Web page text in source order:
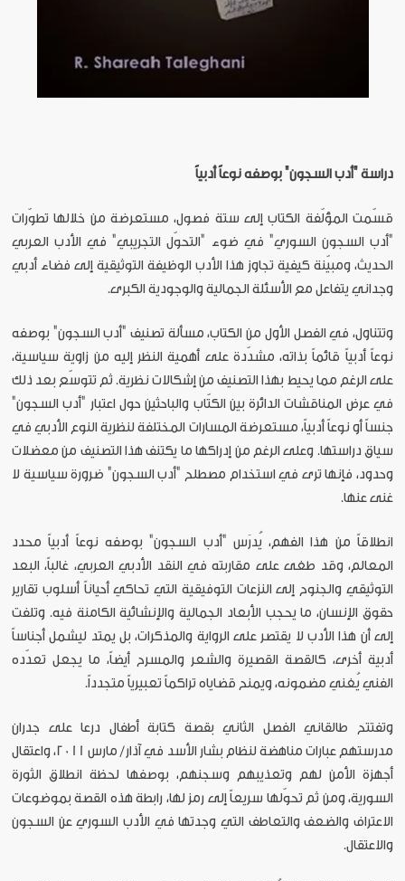
دراسة "أدب السجون" بوصفه نوعاً أدبياً
قسّمت المؤلّفة الكتاب إلى ستة فصول، مستعرضة من خلالها تطوّرات
"أدب السجون السوري" في ضوء "التحوّل التجريبي" في الأدب العربي
الحديث، ومبيّنة كيفية تجاوز هذا الأدب الوظيفة التوثيقية إلى فضاء أدبي
وجداني يتفاعل مع الأسئلة الجمالية والوجودية الكبرى.
وتتناول، في الفصل الأول من الكتاب، مسألة تصنيف "أدب السجون" بوصفه
نوعاً أدبياً قائماً بذاته، مشدّدة على أهمية النظر إليه من زاوية سياسية،
على الرغم مما يحيط بهذا التصنيف من إشكالات نظرية. ثم تتوسّع بعد ذلك
في عرض المناقشات الدائرة بين الكتّاب والباحثين حول اعتبار "أدب السجون"
جنساً أو نوعاً أدبياً، مستعرضة المسارات المختلفة لنظرية النوع الأدبي في
سياق دراستها. وعلى الرغم من إدراكها ما يكتنف هذا التصنيف من معضلات
وحدود، فإنها ترى في استخدام مصطلح "أدب السجون" ضرورة سياسية لا
غنى عنها.
انطلاقاً من هذا الفهم، يُدرَس "أدب السجون" بوصفه نوعاً أدبياً محدد
المعالم، وقد طغى على مقاربته في النقد الأدبي العربي، غالباً، البعد
التوثيقي والجنوح إلى النزعات التوفيقية التي تحاكي أحياناً أسلوب تقارير
حقوق الإنسان، ما يحجب الأبعاد الجمالية والإنشائية الكامنة فيه. وتلفت
إلى أن هذا الأدب لا يقتصر على الرواية والمذكرات، بل يمتد ليشمل أجناساً
أدبية أخرى، كالقصة القصيرة والشعر والمسرح أيضاً، ما يجعل تعدّده
الفني يُغني مضمونه، ويمنح قضاياه تراكماً تعبيرياً متجدداً.
وتفتتح طالقاني الفصل الثاني بقصة كتابة أطفال درعا على جدران
مدرستهم عبارات مناهضة لنظام بشار الأسد في آذار/ مارس 2011، واعتقال
أجهزة الأمن لهم وتعذيبهم وسجنهم، بوصفها لحظة انطلاق الثورة
السورية، ومن ثم تحوّلها سريعاً إلى رمز لها، رابطة هذه القصة بموضوعات
الاعتراف والضعف والتعاطف التي وجدتها في الأدب السوري عن السجون
والاعتقال.